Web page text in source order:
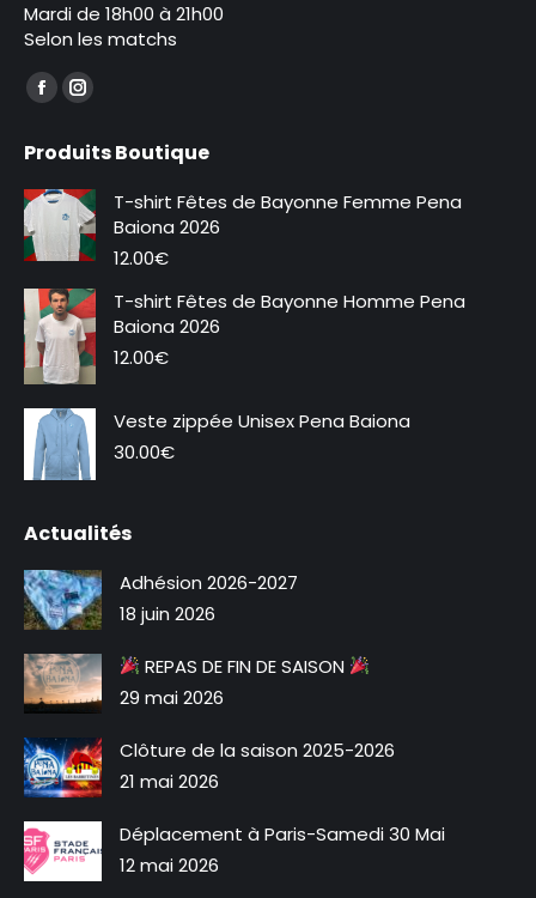
Mardi de 18h00 à 21h00
Selon les matchs
Trouvez nous sur :
La
Facebook
s'ouvre
dans
une
nouvelle
fenêtre
La
Instagram
s'ouvre
dans
une
nouvelle
fenêtre
Produits Boutique
T-shirt Fêtes de Bayonne Femme Pena
Baiona 2026
12.00€
T-shirt Fêtes de Bayonne Homme Pena
Baiona 2026
12.00€
NouveautéVeste zippée Unisex Pena Baiona
30.00€
Actualités
Adhésion 2026-2027
18 juin 2026
REPAS DE FIN DE SAISON
29 mai 2026
Clôture de la saison 2025-2026
21 mai 2026
Déplacement à Paris-Samedi 30 Mai
12 mai 2026